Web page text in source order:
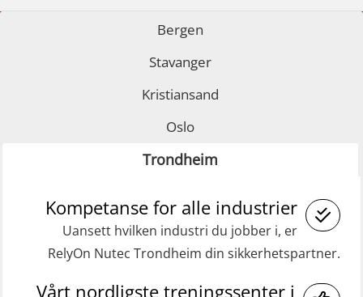
GWO: BST – Onshore (Blended: e-
learning practical) (RBSBLE002)
GWO: BST Refresher – Offshore
(Blended with Adaptive e-learning +
(Blended with Adaptive e-learning
practical) (RBSBLE026)
GWO: BST Refresher – Onshore
(Blended: e-learning practical)
Fallsikring (FAR108)
GOC sertifikat grunnleggende
(GMDSS) (MRC101)
GOC sertifikat repetisjon (GMDSS)
inkl. brannslukning (FSC121)
Medisinsk behandling 40 t (MFA104)
Bergen
Stavanger
Kristiansand
Oslo
Trondheim
Kompetanse for alle industrier
Uansett hvilken industri du jobber i, er
RelyOn Nutec Trondheim din sikkerhetspartner.
Vårt nordligste treningssenter i